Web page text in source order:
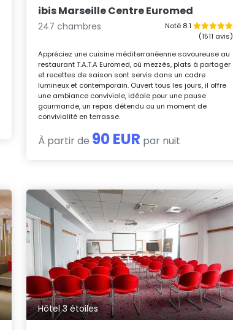
ibis Marseille Centre Euromed
247 chambres
Noté 8.1
(1511 avis)
Appréciez une cuisine méditerranéenne savoureuse au
restaurant T.A.T.A Euromed, où mezzés, plats à partager
et recettes de saison sont servis dans un cadre
lumineux et contemporain. Ouvert tous les jours, il offre
une ambiance conviviale, idéale pour une pause
gourmande, un repas détendu ou un moment de
convivialité en terrasse.
À partir de 90 EUR par nuit
Hôtel 3 étoiles